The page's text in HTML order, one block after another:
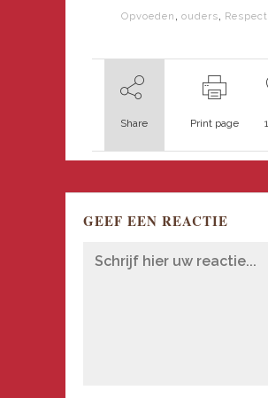
Opvoeden ouders Respect
Share Print page 1
GEEF EEN REACTIE